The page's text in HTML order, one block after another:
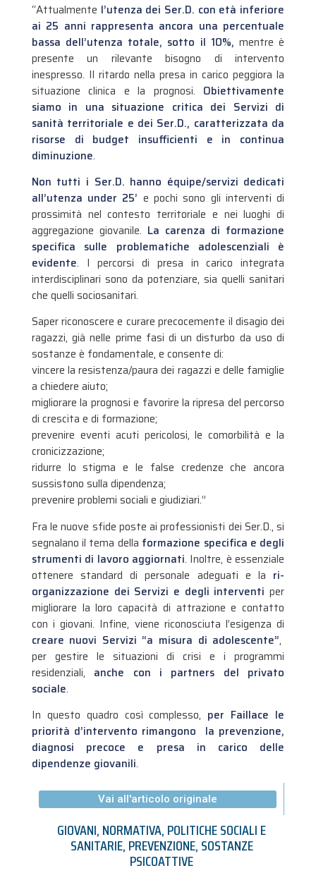
“Attualmente l’utenza dei Ser.D. con età inferiore
ai 25 anni rappresenta ancora una percentuale
bassa dell’utenza totale, sotto il 10%, mentre è
presente un rilevante bisogno di intervento
inespresso. Il ritardo nella presa in carico peggiora la
situazione clinica e la prognosi. Obiettivamente
siamo in una situazione critica dei Servizi di
sanità territoriale e dei Ser.D., caratterizzata da
risorse di budget insufficienti e in continua
diminuzione.
Non tutti i Ser.D. hanno équipe/servizi dedicati
all’utenza under 25’ e pochi sono gli interventi di
prossimità nel contesto territoriale e nei luoghi di
aggregazione giovanile. La carenza di formazione
specifica sulle problematiche adolescenziali è
evidente. I percorsi di presa in carico integrata
interdisciplinari sono da potenziare, sia quelli sanitari
che quelli sociosanitari.
Saper riconoscere e curare precocemente il disagio dei
ragazzi, già nelle prime fasi di un disturbo da uso di
sostanze è fondamentale, e consente di:
vincere la resistenza/paura dei ragazzi e delle famiglie
a chiedere aiuto;
migliorare la prognosi e favorire la ripresa del percorso
di crescita e di formazione;
prevenire eventi acuti pericolosi, le comorbilità e la
cronicizzazione;
ridurre lo stigma e le false credenze che ancora
sussistono sulla dipendenza;
prevenire problemi sociali e giudiziari.”
Fra le nuove sfide poste ai professionisti dei Ser.D., si
segnalano il tema della formazione specifica e degli
strumenti di lavoro aggiornati. Inoltre, è essenziale
ottenere standard di personale adeguati e la ri-
organizzazione dei Servizi e degli interventi per
migliorare la loro capacità di attrazione e contatto
con i giovani. Infine, viene riconosciuta l’esigenza di
creare nuovi Servizi “a misura di adolescente”,
per gestire le situazioni di crisi e i programmi
residenziali, anche con i partners del privato
sociale.
In questo quadro così complesso, per Faillace le
priorità d’intervento rimangono la prevenzione,
diagnosi precoce e presa in carico delle
dipendenze giovanili.
Vai all'articolo originale
GIOVANI,NORMATIVA,POLITICHE SOCIALI E
SANITARIE,PREVENZIONE,SOSTANZE
PSICOATTIVE